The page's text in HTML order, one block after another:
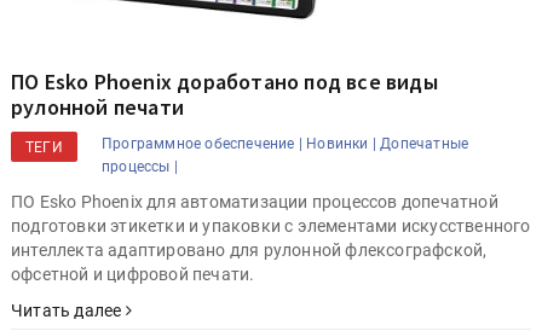
ПО Esko Phoenix доработано под все виды
рулонной печати
ТЕГИ Программное обеспечение | Новинки | Допечатные
процессы |
ПО Esko Phoenix для автоматизации процессов допечатной
подготовки этикетки и упаковки с элементами искусственного
интеллекта адаптировано для рулонной флексографской,
офсетной и цифровой печати.
Читать далее